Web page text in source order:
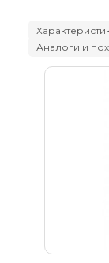
Аналоги и